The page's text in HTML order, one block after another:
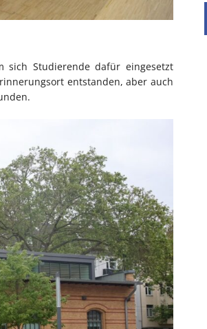
sich Studierende dafür eingesetzt
entstanden, aber auch